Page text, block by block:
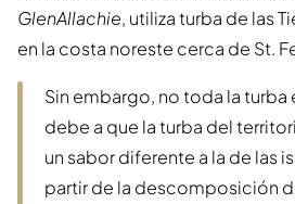
GlenAllachie, utiliza turba de las
en la costa noreste cerca de St.
Sin embargo, no toda la turba
debe a que la turba del
un sabor diferente a la de las
partir de la descomposición